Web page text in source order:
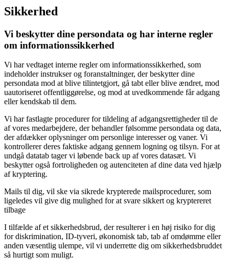
Sikkerhed
Vi beskytter dine persondata og har interne regler
om informationssikkerhed
Vi har vedtaget interne regler om informationssikkerhed, som
indeholder instrukser og foranstaltninger, der beskytter dine
persondata mod at blive tilintetgjort, gå tabt eller blive ændret, mod
uautoriseret offentliggørelse, og mod at uvedkommende får adgang
eller kendskab til dem.
Vi har fastlagte procedurer for tildeling af adgangsrettigheder til de
af vores medarbejdere, der behandler følsomme persondata og data,
der afdækker oplysninger om personlige interesser og vaner. Vi
kontrollerer deres faktiske adgang gennem logning og tilsyn. For at
undgå datatab tager vi løbende back up af vores datasæt. Vi
beskytter også fortroligheden og autenciteten af dine data ved hjælp
af kryptering.
Mails til dig, vil ske via sikrede krypterede mailsprocedurer, som
ligeledes vil give dig mulighed for at svare sikkert og kryptereret
tilbage
I tilfælde af et sikkerhedsbrud, der resulterer i en høj risiko for dig
for diskrimination, ID-tyveri, økonomisk tab, tab af omdømme eller
anden væsentlig ulempe, vil vi underrette dig om sikkerhedsbruddet
så hurtigt som muligt.